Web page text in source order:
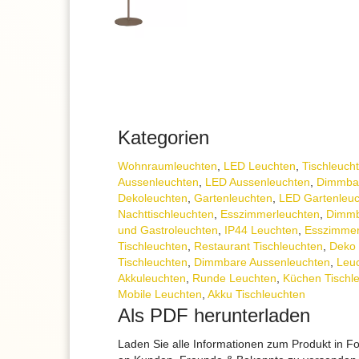
Kategorien
Wohnraum­leuchten, LED Leuchten,
Aussen­leuchten, LED Aussenleuchten,
Dekoleuchten, Gartenleuchten, LED
Nachttisch­leuchten, Esszimmer­­leuchten,
und Gastroleuchten, IP44 Leuchten,
Tischleuchten, Restaurant Tischleuchten, Deko
Tischleuchten, Dimmbare Aussenleuchten,
Akkuleuchten, Runde Leuchten, Küchen
Mobile Leuchten, Akku Tischleuchten
Als PDF herunterladen
Laden Sie alle Informationen zum Produkt in